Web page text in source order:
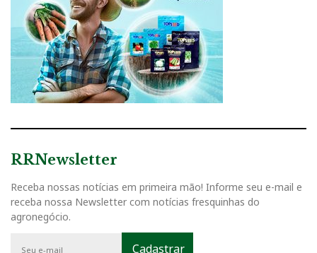
RRNewsletter
Receba nossas notícias em primeira mão! Informe seu e-mail e
receba nossa Newsletter com notícias fresquinhas do
agronegócio.